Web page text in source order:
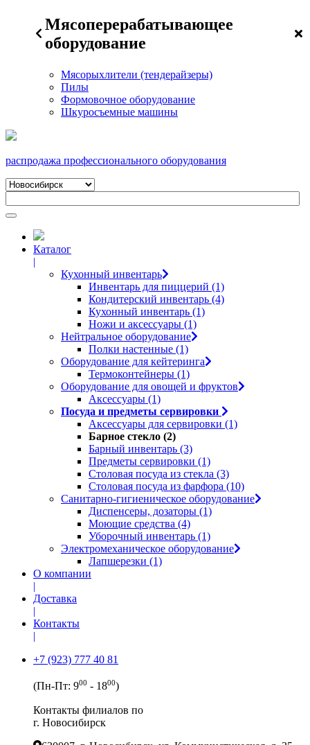
Мясоперерабатывающее
оборудование
Мясорыхлители (тендерайзеры)
Пилы
Формовочное оборудование
Шкуросъемные машины
распродажа профессионального оборудования
Каталог
|
Кухонный инвентарь
Инвентарь для пиццерий (1)
Кондитерский инвентарь (4)
Кухонный инвентарь (1)
Ножи и аксессуары (1)
Нейтральное оборудование
Полки настенные (1)
Оборудование для кейтеринга
Термоконтейнеры (1)
Оборудование для овощей и фруктов
Аксессуары (1)
Посуда и предметы сервировки
Аксессуары для сервировки (1)
Барное стекло (2)
Барный инвентарь (3)
Предметы сервировки (1)
Столовая посуда из стекла (3)
Столовая посуда из фарфора (10)
Санитарно-гигиеническое оборудование
Диспенсеры, дозаторы (1)
Моющие средства (4)
Уборочный инвентарь (1)
Электромеханическое оборудование
Лапшерезки (1)
О компании
|
Доставка
|
Контакты
|
+7 (923) 777 40 81
(Пн-Пт: 900 - 1800)
Контакты филиалов по
г. Новосибирск